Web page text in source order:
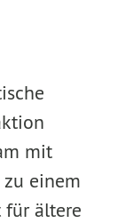
mit
einem
für ältere